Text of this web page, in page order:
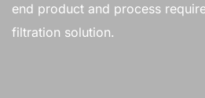
end product and process
filtration solution.